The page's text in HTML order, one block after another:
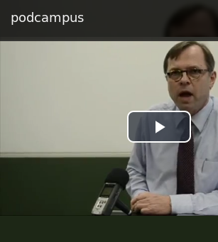
podcampus
Play
Video